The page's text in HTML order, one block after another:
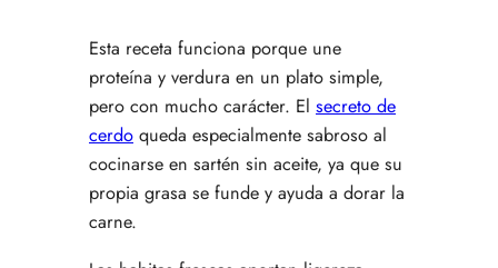
Esta receta funciona porque une
proteína y verdura en un plato simple,
pero con mucho carácter. El secreto de
cerdo queda especialmente sabroso al
cocinarse en sartén sin aceite, ya que su
propia grasa se funde y ayuda a dorar la
carne.